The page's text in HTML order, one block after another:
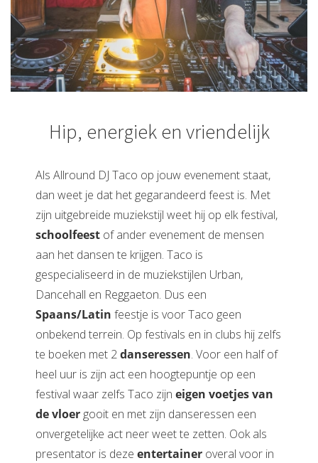
Hip, energiek en vriendelijk
Als Allround DJ Taco op jouw evenement staat,
dan weet je dat het gegarandeerd feest is. Met
zijn uitgebreide muziekstijl weet hij op elk festival,
schoolfeest of ander evenement de mensen
aan het dansen te krijgen. Taco is
gespecialiseerd in de muziekstijlen Urban,
Dancehall en Reggaeton. Dus een
Spaans/Latin feestje is voor Taco geen
onbekend terrein. Op festivals en in clubs hij zelfs
te boeken met 2danseressen. Voor een half of
heel uur is zijn act een hoogtepuntje op een
festival waar zelfs Taco zijn eigen voetjes van
de vloer gooit en met zijn danseressen een
onvergetelijke act neer weet te zetten. Ook als
presentator is deze entertainer overal voor in